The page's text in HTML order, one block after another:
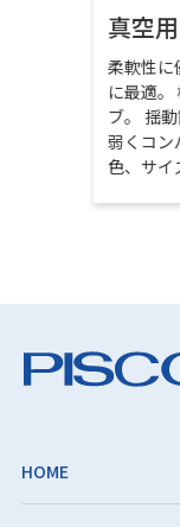
真空
柔軟性に
に最適。
ブ。 揺
弱くコン
色、サイ
HOME